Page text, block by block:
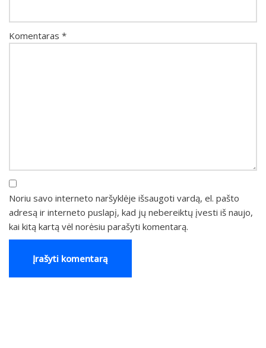
Komentaras *
Noriu savo interneto naršyklėje išsaugoti vardą, el. pašto
adresą ir interneto puslapį, kad jų nebereiktų įvesti iš naujo,
kai kitą kartą vėl norėsiu parašyti komentarą.